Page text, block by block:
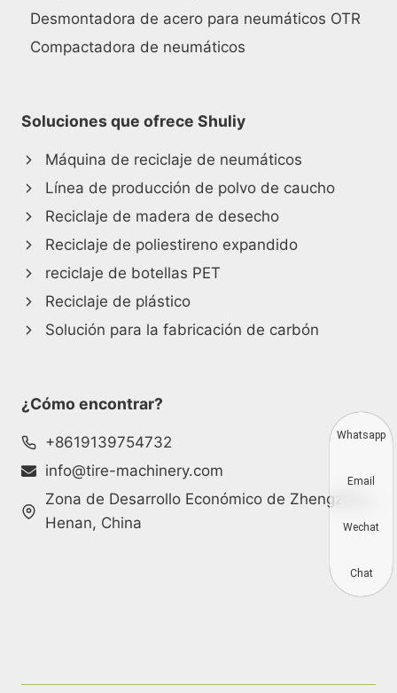
Desmontadora de acero para neumáticos OTR
Compactadora de neumáticos
Soluciones que ofrece Shuliy
Máquina de reciclaje de neumáticos
Línea de producción de polvo de caucho
Reciclaje de madera de desecho
Reciclaje de poliestireno expandido
reciclaje de botellas PET
Reciclaje de plástico
Solución para la fabricación de carbón
¿Cómo encontrar?
+8619139754732
info@tire-machinery.com
Zona de Desarrollo Económico de Zhengzhou,
Henan, China
Whatsapp
Email
Wechat
Chat